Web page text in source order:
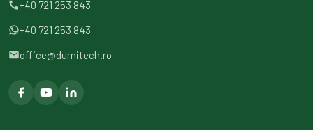
+40 721 253 843
+40 721 253 843
office@dumitech.ro